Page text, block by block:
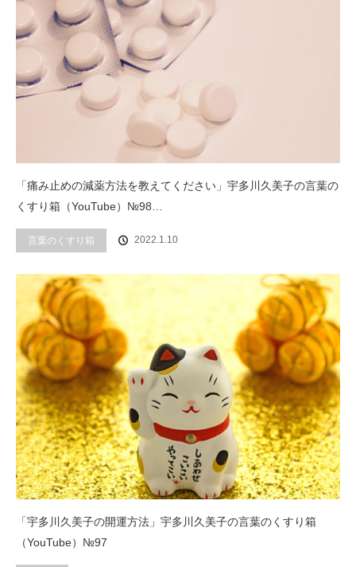
「痛み止めの減薬方法を教えてください」宇多川久美子の言葉の
くすり箱（YouTube）№98…
言葉のくすり箱 2022.1.10
「宇多川久美子の開運方法」宇多川久美子の言葉のくすり箱
（YouTube）№97